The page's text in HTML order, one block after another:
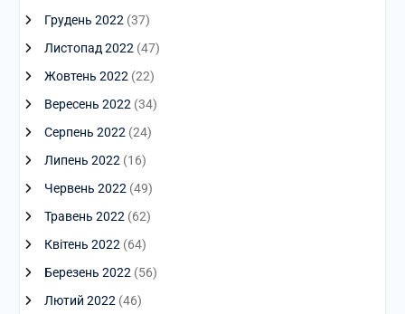
Грудень 2022 (37)
Листопад 2022 (47)
Жовтень 2022 (22)
Вересень 2022 (34)
Серпень 2022 (24)
Липень 2022 (16)
Червень 2022 (49)
Травень 2022 (62)
Квітень 2022 (64)
Березень 2022 (56)
Лютий 2022 (46)